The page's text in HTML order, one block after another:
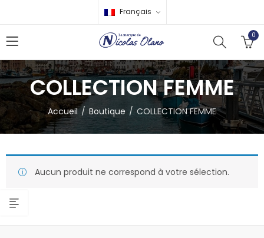
Français
0
COLLECTION FEMME
Accueil Boutique COLLECTION FEMME
Aucun produit ne correspond à votre sélection.